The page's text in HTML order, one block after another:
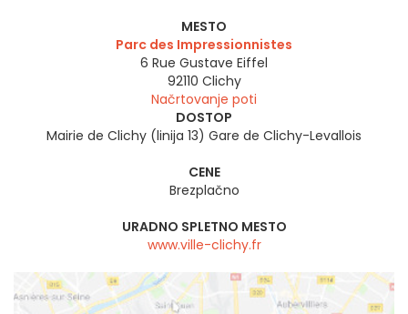
MESTO
Parc des Impressionnistes
6 Rue Gustave Eiffel
92110 Clichy
Načrtovanje poti
DOSTOP
Mairie de Clichy (linija 13) Gare de Clichy-Levallois
CENE
Brezplačno
URADNO SPLETNO MESTO
www.ville-clichy.fr